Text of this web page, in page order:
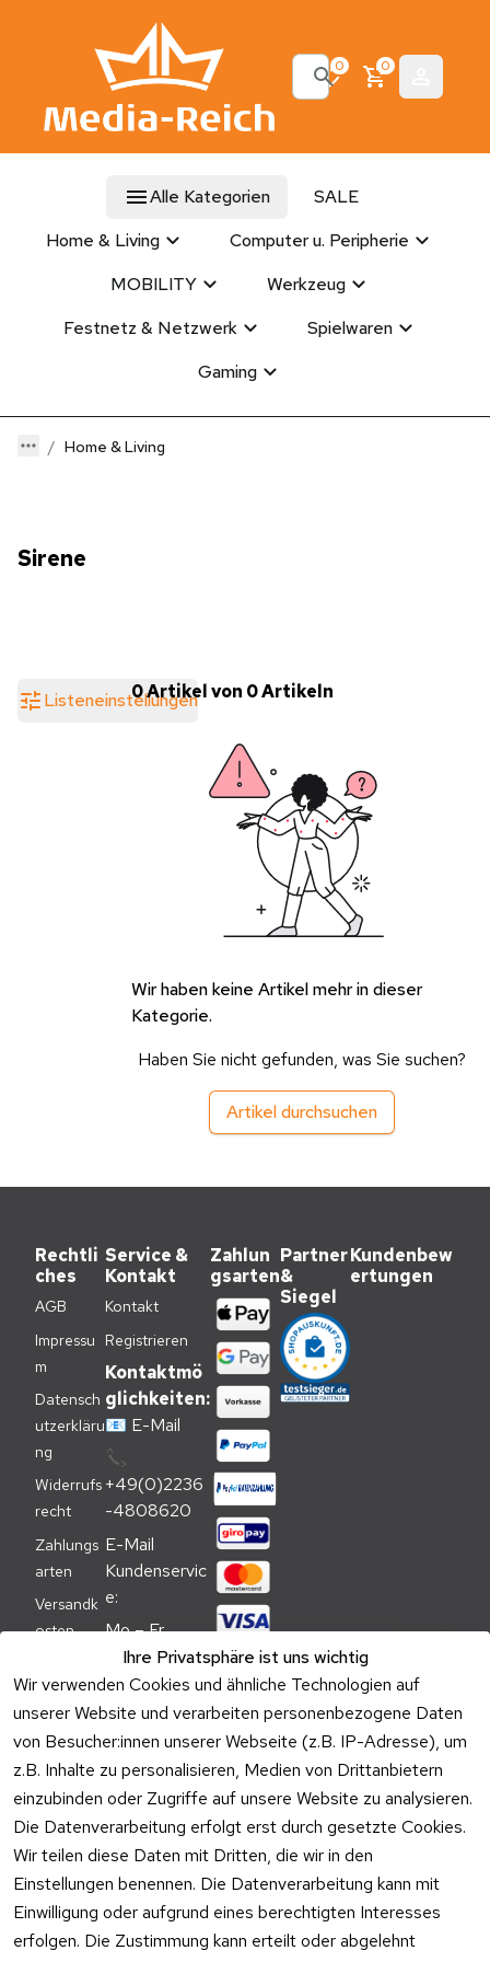
0 0
Alle Kategorien
SALE
Home & Living
Computer u. Peripherie
MOBILITY
Werkzeug
Festnetz & Netzwerk
Spielwaren
Gaming
Home & Living
Sirene
Listeneinstellungen0 Artikel von 0 Artikeln
Wir haben keine Artikel mehr in dieser
Kategorie.
Haben Sie nicht gefunden, was Sie suchen?
Artikel durchsuchen
Ihre Privatsphäre ist uns wichtig
Wir verwenden Cookies und ähnliche Technologien auf
unserer Website und verarbeiten personenbezogene Daten
von Besucher:innen unserer Webseite (z.B. IP-Adresse), um
z.B. Inhalte zu personalisieren, Medien von Drittanbietern
einzubinden oder Zugriffe auf unsere Website zu analysieren.
Die Datenverarbeitung erfolgt erst durch gesetzte Cookies.
Wir teilen diese Daten mit Dritten, die wir in den
Einstellungen benennen. Die Datenverarbeitung kann mit
Einwilligung oder aufgrund eines berechtigten Interesses
erfolgen. Die Zustimmung kann erteilt oder abgelehnt
Rechtli
ches
AGB
Impressu
m
Datensch
utzerkläru
ng
Widerrufs
recht
Zahlungs
arten
Versandk
osten
nweis
Verpacku
ngshinwei
se
Altgeräte
-
Entsorgu
ng
Vertrag
Service &
Kontakt
Kontakt
Registrieren
Kontaktmö
glichkeiten:
📧 E-Mail
📞
+49(0)2236
-4808620
E-Mail
Kundenservic
e:
Mo – Fr
09:00 –
17:00 Uhr
Telefon
Kundenservic
e:
Mo – Fr 11:00
– 15:00 Uhr
Zahlun
gsarten
Versa
ndpa
rtner
Partner
&
Siegel
Kundenbew
ertungen